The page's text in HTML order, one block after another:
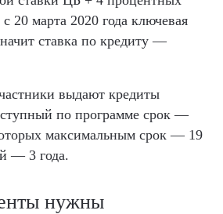
20 марта 2020 года ключевая
ставка по кредиту —
выдают кредиты
по программе срок —
максимальным срок — 19
— 3 года.
нужны